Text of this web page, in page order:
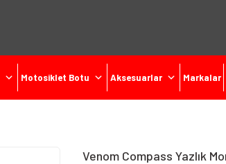
Motosiklet Botu Aksesuarlar Markalar
Venom Compass Yazlık